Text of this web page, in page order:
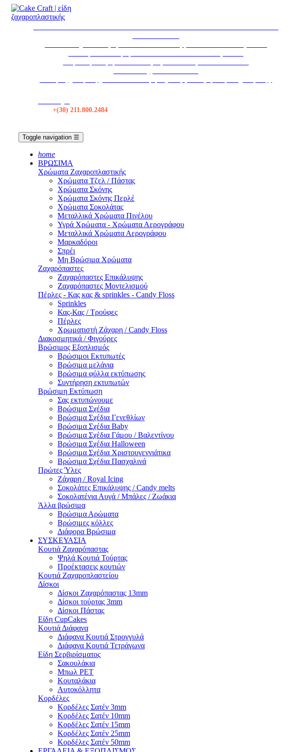
+(30) 211.800.2484
Toggle navigation ☰
home
ΒΡΩΣΙΜΑ
Χρώματα Ζαχαροπλαστικής
Χρώματα Τζελ / Πάστας
Χρώματα Σκόνης
Χρώματα Σκόνης Περλέ
Χρώματα Σοκολάτας
Μεταλλικά Χρώματα Πινέλου
Υγρά Χρώματα - Χρώματα Αερογράφου
Μεταλλικά Χρώματα Αερογράφου
Μαρκαδόροι
Σπρέι
Μη Βρώσιμα Χρώματα
Ζαχαρόπαστες
Ζαχαρόπαστες Επικάλυψης
Ζαχαρόπαστες Μοντελισμού
Πέρλες - Κας κας & sprinkles - Candy Floss
Sprinkles
Κας-Κας / Τρούφες
Πέρλες
Χρωματιστή Ζάχαρη / Candy Floss
Διακοσμητικά / Φιγούρες
Βρώσιμος Εξοπλισμός
Βρώσιμοι Εκτυπωτές
Βρώσιμα μελάνια
Βρώσιμα φύλλα εκτύπωσης
Συντήρηση εκτυπωτών
Βρώσιμη Εκτύπωση
Σας εκτυπώνουμε
Βρώσιμα Σχέδια
Βρώσιμα Σχέδια Γενεθλίων
Βρώσιμα Σχέδια Baby
Βρώσιμα Σχέδια Γάμου / Βαλεντίνου
Βρώσιμα Σχέδια Halloween
Βρώσιμα Σχέδια Χριστουγεννιάτικα
Βρώσιμα Σχέδια Πασχαλινά
Πρώτες Ύλες
Ζάχαρη / Royal Icing
Σοκολάτες Επικάλυψης / Candy melts
Σοκολατένια Αυγά / Μπάλες / Ζωάκια
Άλλα βρώσιμα
Βρώσιμα Αρώματα
Βρώσιμες κόλλες
Διάφορα Βρώσιμα
ΣΥΣΚΕΥΑΣΙΑ
Κουτιά Ζαχαρόπαστας
Ψηλά Κουτιά Τούρτας
Προέκτασεις κουτιών
Κουτιά Ζαχαροπλαστείου
Δίσκοι
Δίσκοι Ζαχαρόπαστας 13mm
Δίσκοι τούρτας 3mm
Δίσκοι Πάστας
Είδη CupCakes
Κουτιά Διάφανα
Διάφανα Κουτιά Στρογγυλά
Διάφανα Κουτιά Τετράγωνα
Είδη Σερβιρίσματος
Σακουλάκια
Μπωλ PET
Κουταλάκια
Αυτοκόλλητα
Κορδέλες
Κορδέλες Σατέν 3mm
Κορδέλες Σατέν 10mm
Κορδέλες Σατέν 15mm
Κορδέλες Σατέν 25mm
Κορδέλες Σατέν 50mm